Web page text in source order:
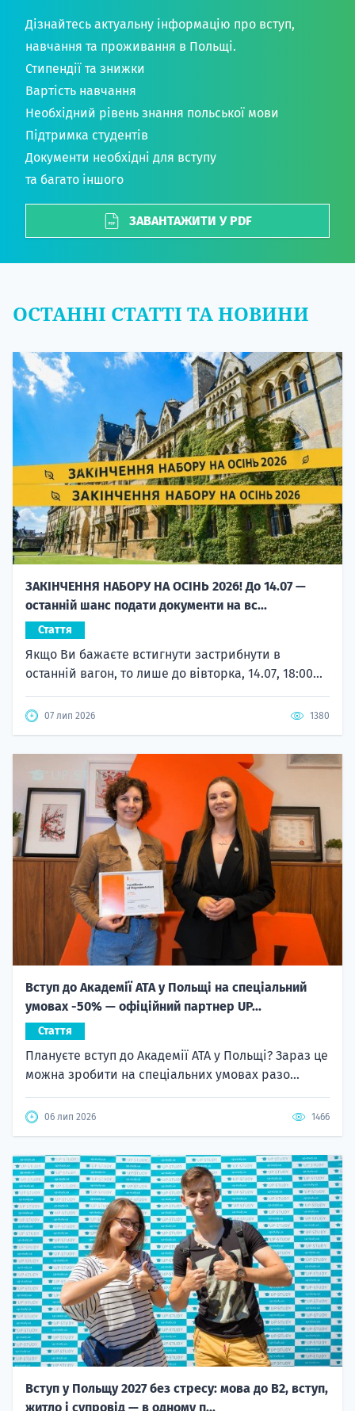
Дізнайтесь актуальну інформацію про вступ,
навчання та проживання в Польщі.
Стипендії та знижки
Вартість навчання
Необхідний рівень знання польської мови
Підтримка студентів
Документи необхідні для вступу
та багато іншого
ЗАВАНТАЖИТИ У PDF
ОСТАННІ СТАТТІ ТА НОВИНИ
ЗАКІНЧЕННЯ НАБОРУ НА ОСІНЬ 2026! До 14.07 —
останній шанс подати документи на вс...
Стаття
Якщо Ви бажаєте встигнути застрибнути в
останній вагон, то лише до вівторка, 14.07, 18:00...
07 лип 2026 1380
Вступ до Академії ATA у Польщі на спеціальний
умовах -50% — офіційний партнер UP...
Стаття
Плануєте вступ до Академії ATA у Польщі? Зараз це
можна зробити на спеціальних умовах разо...
06 лип 2026 1466
Вступ у Польщу 2027 без стресу: мова до B2, вступ,
житло і супровід — в одному п...